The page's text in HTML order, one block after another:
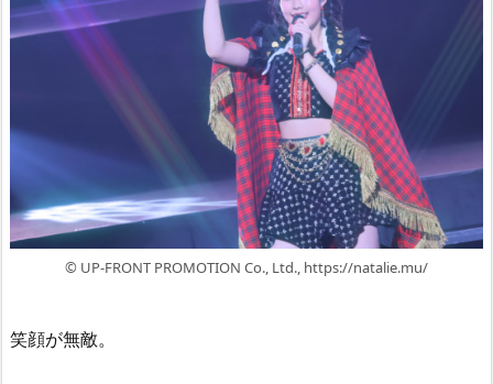
© UP-FRONT PROMOTION Co., Ltd., https://natalie.mu/
笑顔が無敵。